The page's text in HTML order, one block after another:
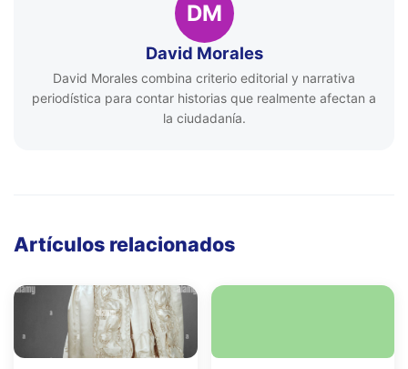
DM
David Morales
David Morales combina criterio editorial y narrativa
periodística para contar historias que realmente afectan a
la ciudadanía.
Artículos relacionados